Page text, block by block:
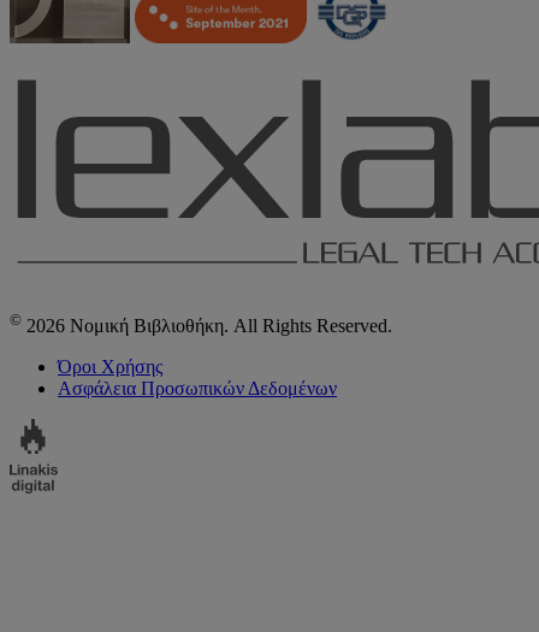
© 2026 Νομική Βιβλιοθήκη. All Rights Reserved.
Όροι Χρήσης
Ασφάλεια Προσωπικών Δεδομένων